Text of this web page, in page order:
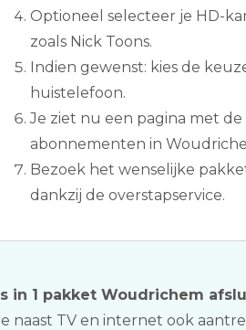
Optioneel selecteer je HD-
zoals Nick Toons.
Indien gewenst: kies de
huistelefoon.
Je ziet nu een pagina met
abonnementen in
Bezoek het wenselijke
dankzij de overstapservice.
in 1 pakket Woudrichem
naast TV en internet ook